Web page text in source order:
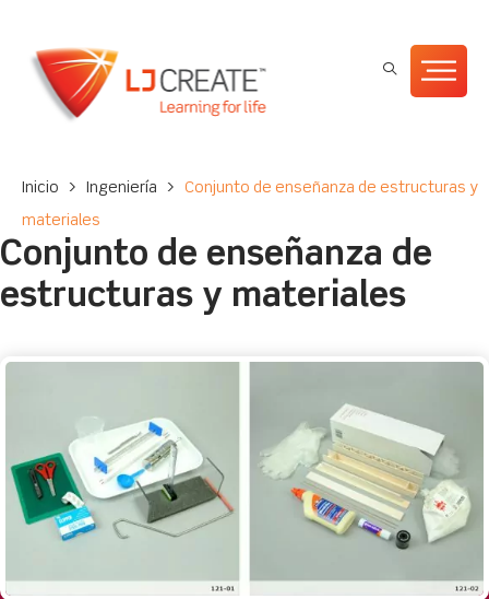
Inicio > Ingeniería > Conjunto de enseñanza de estructuras y
materiales
Conjunto de enseñanza de
estructuras y materiales